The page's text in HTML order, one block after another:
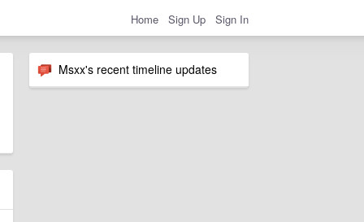
Home Sign Up Sign In
Msxx's recent timeline updates